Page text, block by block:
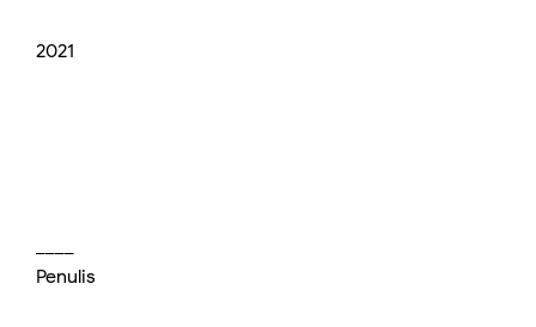
2021
Penulis